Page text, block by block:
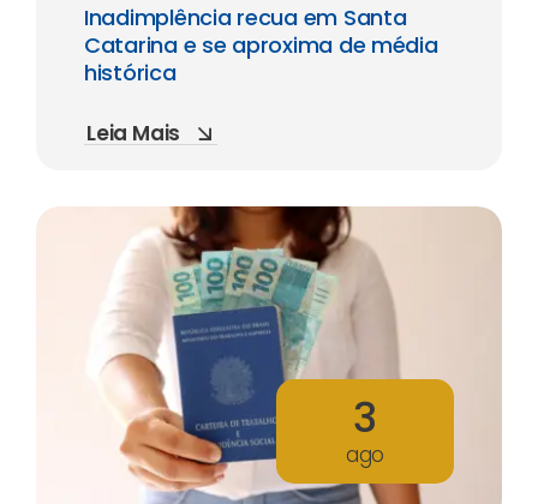
Inadimplência recua em Santa
Catarina e se aproxima de média
histórica
Leia Mais
3
ago